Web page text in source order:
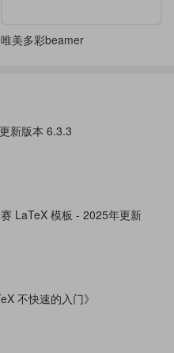
唯美多彩beamer
新版本 6.3.3
LaTeX 模板 - 2025年更新
不快速的入门》